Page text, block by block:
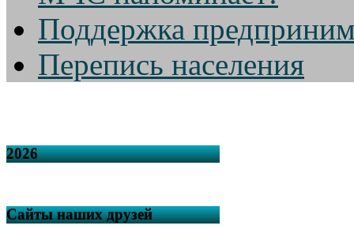
Поддержка
Перепись населения
2026
Сайты наших друзей